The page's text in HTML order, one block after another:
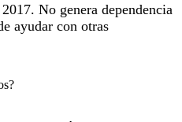
No genera dependencia
ayudar con otras